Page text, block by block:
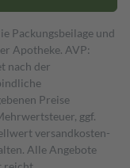
Packungsbeilage und
Apotheke. AVP:
nach der
Preise
ggf.
versand­kosten­
Alle Angebote